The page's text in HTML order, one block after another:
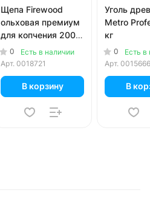
Щепа Firewood
ольховая премиум
для копчения 200
гр 0
Есть в наличии
Арт. 0018721
В корзину
Уголь
Metro
кг
0
Есть в
Арт. 0015666
В